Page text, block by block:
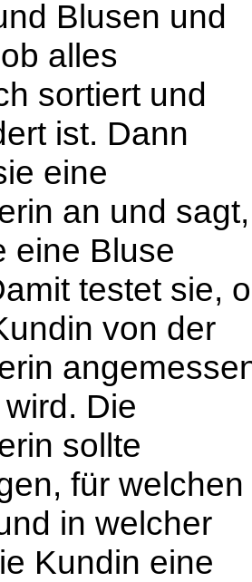
Blusen und
alles
sortiert und
ist. Dann
eine
an und sagt,
eine Bluse
testet sie,
von der
Die
sollte
für welchen
in welcher
Kundin eine